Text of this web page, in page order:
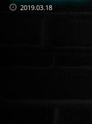
2019.03.18